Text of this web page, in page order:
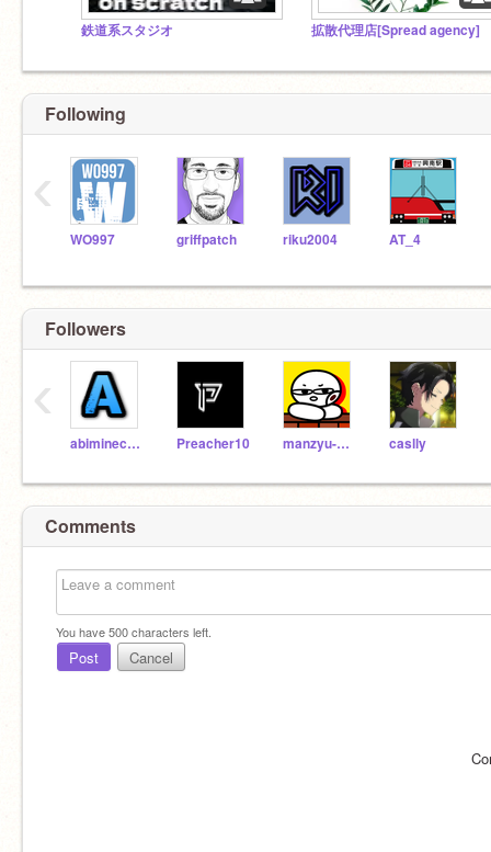
鉄道系スタジオ 拡散代理店[Spread agency]
Following
WO997 griffpatch riku2004 AT_4
‹
Followers
abiminecraft Preacher10 manzyu-chan caslly
‹
Comments
You have500characters left.
Post Cancel